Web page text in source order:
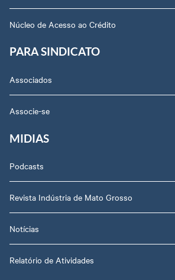
Núcleo de Acesso ao Crédito
PARA SINDICATO
Associados
Associe-se
MIDIAS
Podcasts
Revista Indústria de Mato Grosso
Notícias
Relatório de Atividades